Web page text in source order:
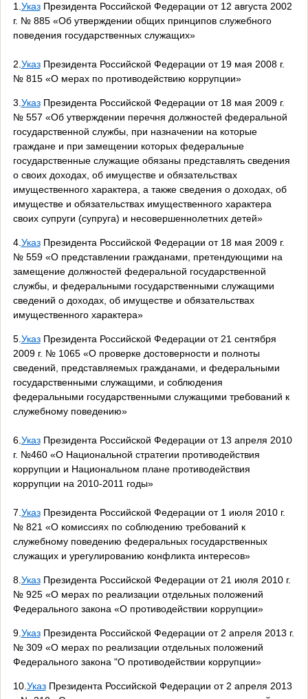
1.УказПрезидента Российской Федерации от 12 августа 2002
г. № 885 «Об утверждении общих принципов служебного
поведения государственных служащих»
2.УказПрезидента Российской Федерации от 19 мая 2008 г.
№ 815 «О мерах по противодействию коррупции»
3.УказПрезидента Российской Федерации от 18 мая 2009 г.
№ 557 «Об утверждении перечня должностей федеральной
государственной службы, при назначении на которые
граждане и при замещении которых федеральные
государственные служащие обязаны представлять сведения
о своих доходах, об имуществе и обязательствах
имущественного характера, а также сведения о доходах, об
имуществе и обязательствах имущественного характера
своих супруги (супруга) и несовершеннолетних детей»
4.УказПрезидента Российской Федерации от 18 мая 2009 г.
№ 559 «О представлении гражданами, претендующими на
замещение должностей федеральной государственной
службы, и федеральными государственными служащими
сведений о доходах, об имуществе и обязательствах
имущественного характера»
5.УказПрезидента Российской Федерации от 21 сентября
2009 г. № 1065 «О проверке достоверности и полноты
сведений, представляемых гражданами, и федеральными
государственными служащими, и соблюдения
федеральными государственными служащими требований к
служебному поведению»
6.УказПрезидента Российской Федерации от 13 апреля 2010
г. №460 «О Национальной стратегии противодействия
коррупции и Национальном плане противодействия
коррупции на 2010-2011 годы»
7.УказПрезидента Российской Федерации от 1 июля 2010 г.
№ 821 «О комиссиях по соблюдению требований к
служебному поведению федеральных государственных
служащих и урегулированию конфликта интересов»
8.УказПрезидента Российской Федерации от 21 июля 2010 г.
№ 925 «О мерах по реализации отдельных положений
Федерального закона «О противодействии коррупции»
9.УказПрезидента Российской Федерации от 2 апреля 2013 г.
№ 309 «О мерах по реализации отдельных положений
Федерального закона "О противодействии коррупции»
10.УказПрезидента Российской Федерации от 2 апреля 2013